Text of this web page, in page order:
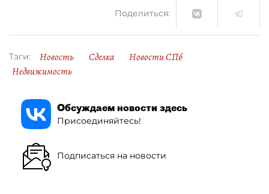
Поделиться:
Тэги: Новость Сделка
Новости СПб
Недвижимость
Обсуждаем новости здесь
Присоединяйтесь!
Подписаться на новости